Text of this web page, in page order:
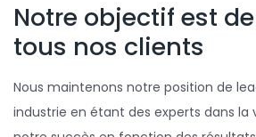
Notre objectif est
tous nos clients
Nous maintenons notre position de
industrie en étant des experts dans la